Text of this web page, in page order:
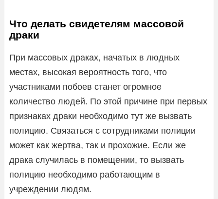
Что делать свидетелям массовой
драки
При массовых драках, начатых в людных
местах, высокая вероятность того, что
участниками побоев станет огромное
количество людей. По этой причине при первых
признаках драки необходимо тут же вызвать
полицию. Связаться с сотрудниками полиции
может как жертва, так и прохожие. Если же
драка случилась в помещении, то вызвать
полицию необходимо работающим в
учреждении людям.